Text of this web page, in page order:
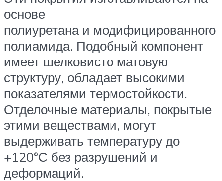
основе
полиуретана и модифицированного
полиамида. Подобный компонент
имеет шелковисто матовую
структуру, обладает высокими
показателями термостойкости.
Отделочные материалы, покрытые
этими веществами, могут
выдерживать температуру до
+120°С без разрушений и
деформаций.